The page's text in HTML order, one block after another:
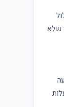
שימוש
שלא